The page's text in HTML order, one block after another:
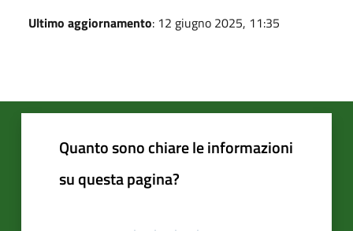
Ultimo aggiornamento: 12 giugno 2025, 11:35
Quanto sono chiare le informazioni
su questa pagina?